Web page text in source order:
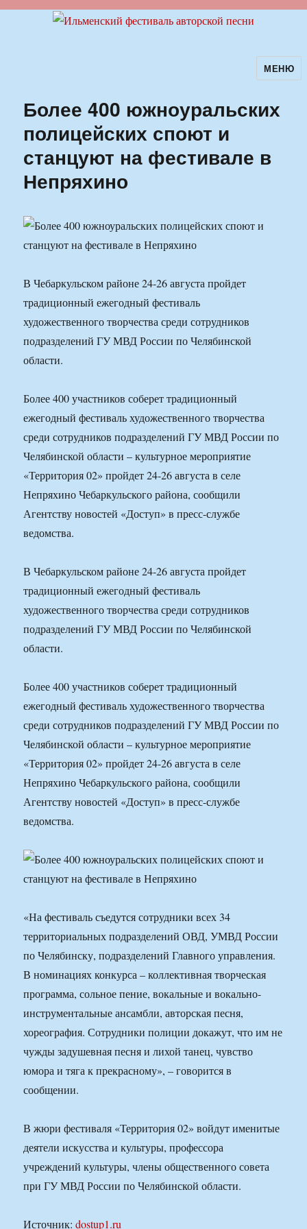
Ильменский фестиваль авторскойМЕНЮ
Более 400 южноуральских
полицейских споют и
станцуют на фестивале в
Непряхино
В Чебаркульском районе 24-26 августа пройдет
традиционный ежегодный фестиваль
художественного творчества среди сотрудников
подразделений ГУ МВД России по Челябинской
области.
Более 400 участников соберет традиционный
ежегодный фестиваль художественного творчества
среди сотрудников подразделений ГУ МВД России по
Челябинской области – культурное мероприятие
«Территория 02» пройдет 24-26 августа в селе
Непряхино Чебаркульского района, сообщили
Агентству новостей «Доступ» в пресс-службе
ведомства.
В Чебаркульском районе 24-26 августа пройдет
традиционный ежегодный фестиваль
художественного творчества среди сотрудников
подразделений ГУ МВД России по Челябинской
области.
Более 400 участников соберет традиционный
ежегодный фестиваль художественного творчества
среди сотрудников подразделений ГУ МВД России по
Челябинской области – культурное мероприятие
«Территория 02» пройдет 24-26 августа в селе
Непряхино Чебаркульского района, сообщили
Агентству новостей «Доступ» в пресс-службе
ведомства.
«На фестиваль съедутся сотрудники всех 34
территориальных подразделений ОВД, УМВД России
по Челябинску, подразделений Главного управления.
В номинациях конкурса – коллективная творческая
программа, сольное пение, вокальные и вокально-
инструментальные ансамбли, авторская песня,
хореография. Сотрудники полиции докажут, что им не
чужды задушевная песня и лихой танец, чувство
юмора и тяга к прекрасному», – говорится в
сообщении.
В жюри фестиваля «Территория 02» войдут именитые
деятели искусства и культуры, профессора
учреждений культуры, члены общественного совета
при ГУ МВД России по Челябинской области.
Источник:dostup1.ru